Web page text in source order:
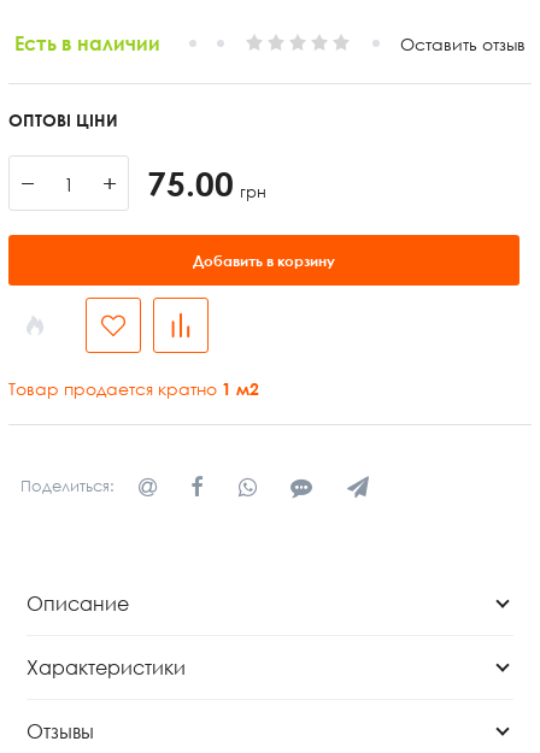
Есть в наличии Оставить отзыв
ОПТОВІ ЦІНИ
− + 75.00 грн
Добавить в корзину
Товар продается кратно 1 м2
Поделиться:
Описание
Характеристики
Отзывы